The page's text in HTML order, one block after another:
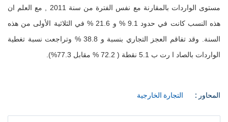
مستوى الواردات بالمقارنة مع نفس الفترة من سنة 2011 , مع العلم ان
هذه النسب كانت في حدود 9.1 % و 21.6 % في الثلاثية الأولى من هذه
السنة. وقد تفاقم العجز التجاري بنسبة و 38.8 % وتراجعت نسبة تغطية
الواردات بالصاد ا رت ب 5.1 نقطة ( 72.2 % مقابل 77.3%).
المحاور : التجارة الخارجية